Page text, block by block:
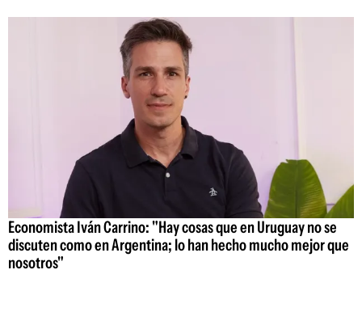
Economista Iván Carrino: "Hay cosas que en Uruguay no se
discuten como en Argentina; lo han hecho mucho mejor que
nosotros"